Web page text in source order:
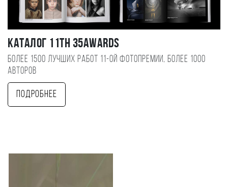
Каталог 11TH 35AWARDS
Более 1500 лучших работ 11-ой фотопремии, более 1000
авторов
Подробнее